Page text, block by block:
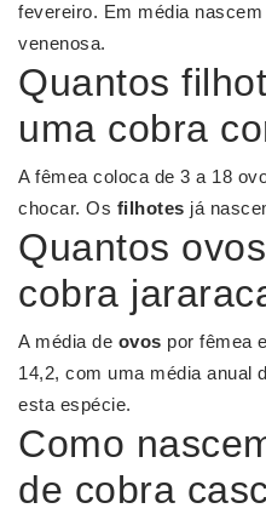
fevereiro. Em média nascem
venenosa.
Quantos
uma cobra
A fêmea coloca de 3 a 18
chocar. Os filhotes já
Quantos
cobra
A média de ovos por fêmea
14,2, com uma média anual
esta espécie.
Como
de cobra